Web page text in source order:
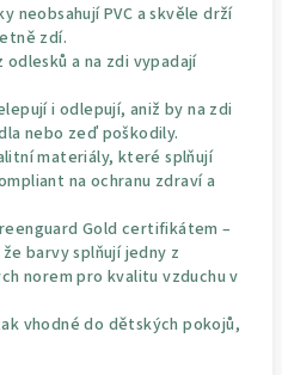
neobsahují PVC a skvěle drží
zdí.
a na zdi vypadají
i odlepují, aniž by na zdi
nebo zeď poškodily.
materiály, které splňují
na ochranu zdraví a
Gold certifikátem –
barvy splňují jedny z
norem pro kvalitu vzduchu v
vhodné do dětských pokojů,